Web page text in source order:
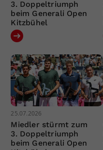
3. Doppeltriumph
beim Generali Open
Kitzbühel
25.07.2026
Miedler stürmt zum
3. Doppeltriumph
beim Generali Open